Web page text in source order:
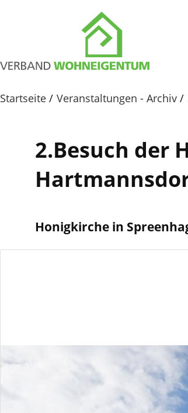
Startseite Veranstaltungen - Archiv
2.Besuch der
Honigkirche in